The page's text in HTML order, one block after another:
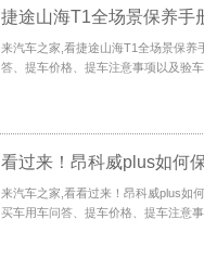
捷途山海T1全场景保养手
来汽车之家,看捷途山海T1全场景保养
答、提车价格、提车注意事项以及验车
看过来！昂科威plus如何
来汽车之家,看看过来！昂科威plus如
买车用车问答、提车价格、提车注意事